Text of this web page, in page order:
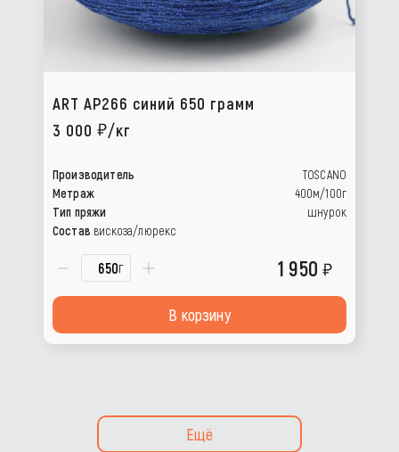
ART AP266 синий 650 грамм
3 000
/кг
Производитель
TOSCANO
Метраж
400м/100г
Тип пряжи
шнурок
Состав вискоза/люрекс
г 1 950
В корзину
Ещё